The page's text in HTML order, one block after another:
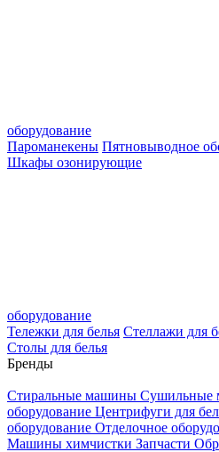
оборудование
Пароманекены Пятновыводное
Шкафы озонирующие
оборудование
Тележки для белья Стеллажи для
Столы для белья
Бренды
Стиральные машины Сушильные
оборудование Центрифуги для
оборудование Отделочное
Машины химчистки Запчасти